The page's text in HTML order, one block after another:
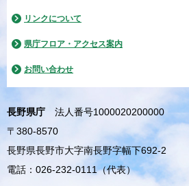
リンクについて
県庁フロア・アクセス案内
お問い合わせ
長野県庁
法人番号1000020200000
〒380-8570
長野県長野市大字南長野字幅下692-2
電話：026-232-0111（代表）